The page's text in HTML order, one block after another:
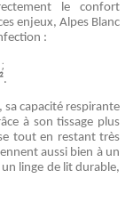
le confort
enjeux, Alpes Blanc
:
;
.
capacité respirante
à son tissage plus
tout en restant très
aussi bien à un
linge de lit durable,